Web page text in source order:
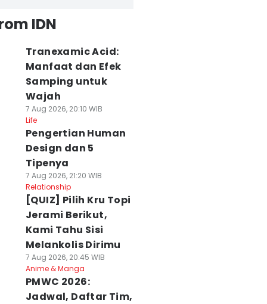
IDN
Tranexamic Acid:
Manfaat dan Efek
Samping untuk
Wajah
7 Aug 2026, 20:10 WIB
Life
Pengertian Human
Design dan 5
Tipenya
7 Aug 2026, 21:20 WIB
Relationship
[QUIZ] Pilih Kru Topi
Jerami Berikut,
Kami Tahu Sisi
Melankolis Dirimu
7 Aug 2026, 20:45 WIB
Anime & Manga
PMWC 2026:
Jadwal, Daftar Tim,